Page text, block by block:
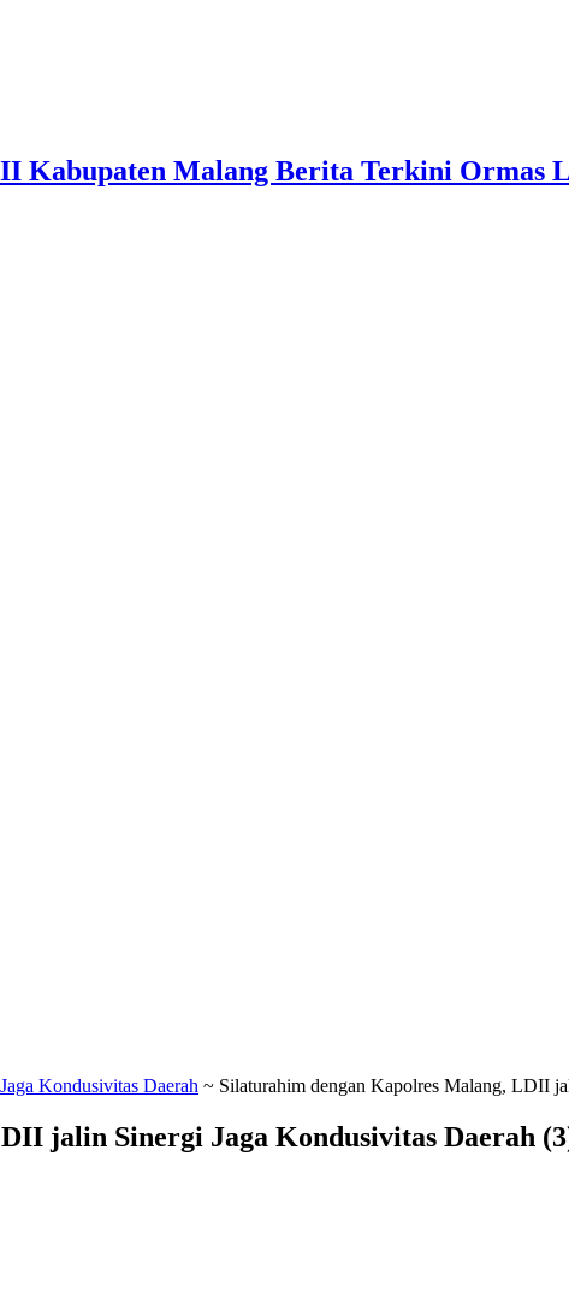
Kabupaten Malang Berita Terkini Ormas
Kondusivitas Daerah ~ Silaturahim dengan Kapolres Malang, LDII
jalin Sinergi Jaga Kondusivitas Daerah